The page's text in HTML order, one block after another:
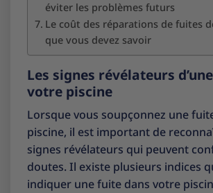
éviter les problèmes futurs
Le coût des réparations de fuites
que vous devez savoir
Les signes révélateurs
votre piscine
Lorsque vous soupçonnez une
piscine, il est important de
signes révélateurs qui peuvent
doutes. Il existe plusieurs indices
indiquer une fuite dans votre